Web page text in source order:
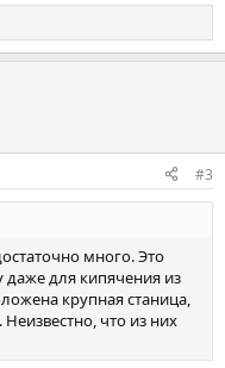
#3
много. Это
даже для кипячения из
крупная станица,
что из них